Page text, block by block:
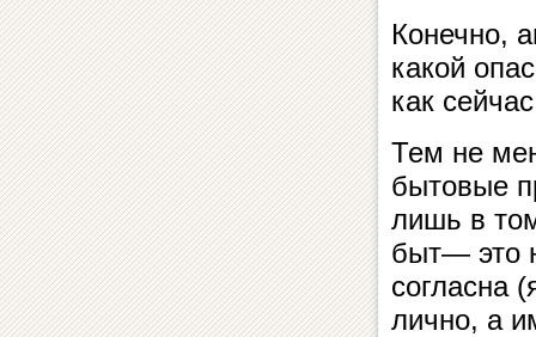
Конечно,
какой
как
Тем не
бытовые
лишь в
быт— это
согласна
лично, а